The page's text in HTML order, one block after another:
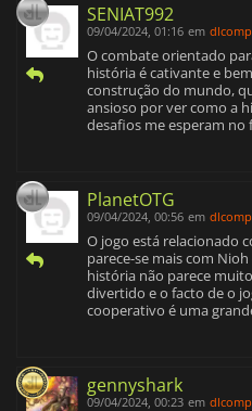
SENIAT992
09/04/2024, 01:16 em
O combate orientado
história é cativante e
construção do mundo,
ansioso por ver como a
desafios me esperam no
PlanetOTG
09/04/2024, 00:56 em
O jogo está relacionado
parece-se mais com
história não parece
divertido e o facto de o
cooperativo é uma
gennyshark
09/04/2024, 00:23 em